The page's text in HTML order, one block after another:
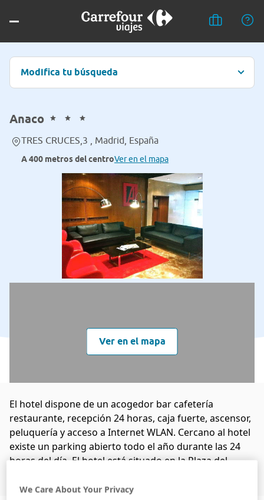
Modifica tu búsqueda
Anaco
TRES CRUCES,3 , Madrid, España
A 400 metros del centroVer en el mapa
Ver en el mapa
El hotel dispone de un acogedor bar cafetería
restaurante, recepción 24 horas, caja fuerte, ascensor,
peluquería y acceso a Internet WLAN. Cercano al hotel
existe un parking abierto todo el año durante las 24
horas del día. El hotel está situado en la Plaza del
Leer más
We Care About Your Privacy